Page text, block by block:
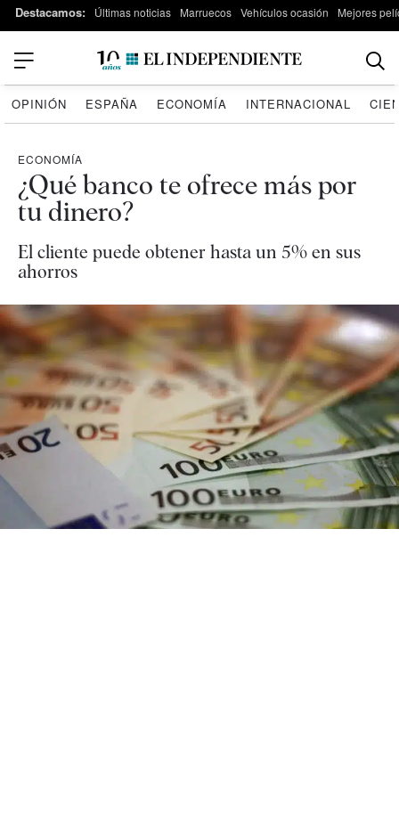
Destacamos: Últimas noticias Marruecos Vehículos ocasión Mejores
OPINIÓN ESPAÑA ECONOMÍA INTERNACIONAL
ECONOMÍA
¿Qué banco te ofrece más por
tu dinero?
El cliente puede obtener hasta un 5% en sus
ahorros